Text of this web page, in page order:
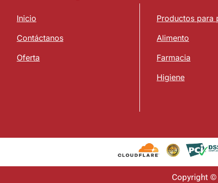
Inicio
Contáctanos
Oferta
Productos para
Alimento
Farmacia
Higiene
Copyright ©